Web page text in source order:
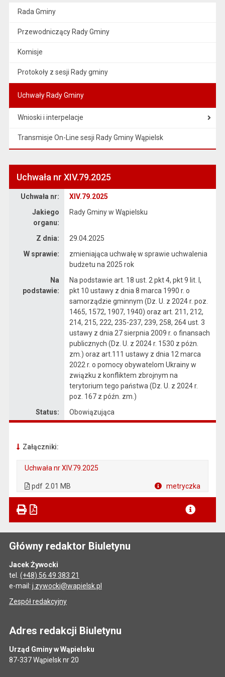
Rada Gminy
Przewodniczący Rady Gminy
Komisje
Protokoły z sesji Rady gminy
Uchwały Rady Gminy
Wnioski i interpelacje
Transmisje On-Line sesji Rady Gminy Wąpielsk
Uchwała nr XIV.79.2025
Uchwała nr:
XIV.79.2025
Jakiego
organu:
Rady Gminy w Wąpielsku
Z dnia:
29.04.2025
W sprawie:
zmieniająca uchwałę w sprawie uchwalenia
budżetu na 2025 rok
Na
podstawie:
Na podstawie art. 18 ust. 2 pkt 4, pkt 9 lit. I,
pkt 10 ustawy z dnia 8 marca 1990 r. o
samorządzie gminnym (Dz. U. z 2024 r. poz.
1465, 1572, 1907, 1940) oraz art. 211, 212,
214, 215, 222, 235-237, 239, 258, 264 ust. 3
ustawy z dnia 27 sierpnia 2009 r. o finansach
publicznych (Dz. U. z 2024 r. 1530 z póżn.
zm.) oraz art.111 ustawy z dnia 12 marca
2022 r. o pomocy obywatelom Ukrainy w
związku z konfliktem zbrojnym na
terytorium tego państwa (Dz. U. z 2024 r.
poz. 167 z późn. zm.)
Status:
Obowiązująca
Załączniki:
Uchwała nr XIV.79.2025
pdf 2.01 MB metryczka
Główny redaktor Biuletynu
Jacek Żywocki
tel. (+48) 56 49 383 21
e-mail: j.zywocki@wapielsk.pl
Zespół redakcyjny
Adres redakcji Biuletynu
Urząd Gminy w Wąpielsku
87-337 Wąpielsk nr 20